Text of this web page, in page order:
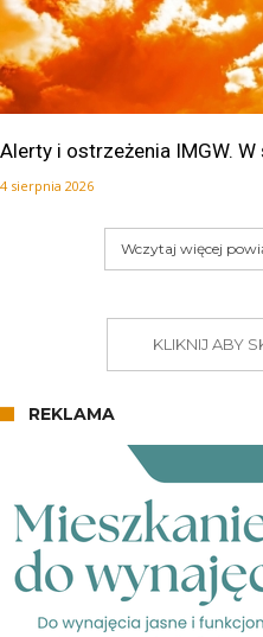
Alerty i ostrzeżenia IMGW.
4 sierpnia 2026
Wczytaj więcej
KLIKNIJ ABY
REKLAMA